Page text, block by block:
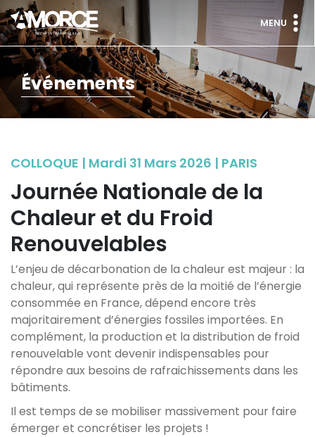
MENU
Événements
COLLOQUE | Mardi 31 Mars 2026 | PARIS
Journée Nationale de la
Chaleur et du Froid
Renouvelables
L’enjeu de décarbonation de la chaleur est majeur : la
chaleur, qui représente près de la moitié de l’énergie
consommée en France, dépend encore très
majoritairement d’énergies fossiles importées. En
complément, la production et la distribution de froid
renouvelable vont devenir indispensables pour
répondre aux besoins de rafraichissements dans les
bâtiments.
Il est temps de se mobiliser massivement pour faire
émerger et concrétiser les projets !